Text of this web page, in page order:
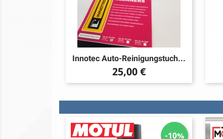
Innotec Auto-Reinigungstuch...
Preis
25,00 €
-10%